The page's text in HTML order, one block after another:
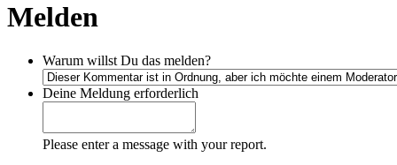
Melden
Warum willst Du das melden?
Deine Meldung erforderlich
Please enter a message with your report.